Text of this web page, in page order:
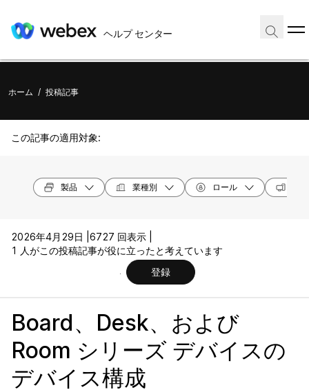
ヘルプ センター
ホーム / 投稿記事
この記事の適用対象:
製品 業種別 ロール
2026年4月29日 | 6727 回表示 |
1 人がこの投稿記事が役に立ったと考えています
登録
Board、Desk、および
Room シリーズ デバイスの
デバイス構成